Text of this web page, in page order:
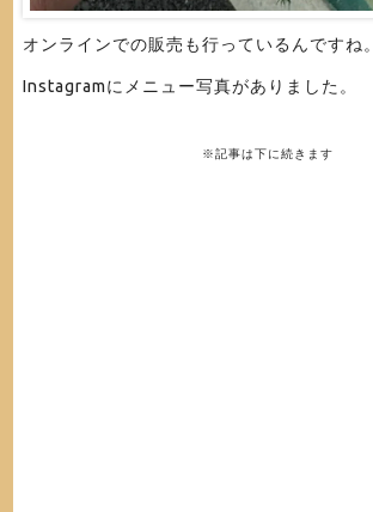
オンラインでの販売も行っているんですね。
Instagramにメニュー写真がありました。
※記事は下に続きます